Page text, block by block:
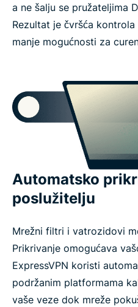
a ne šalju se pružateljima
Rezultat je čvršća
manje mogućnosti za
Automatsko
poslužitelju
Mrežni filtri i vatrozidovi
Prikrivanje omogućava
ExpressVPN koristi
podržanim platformama
vaše veze dok mreže